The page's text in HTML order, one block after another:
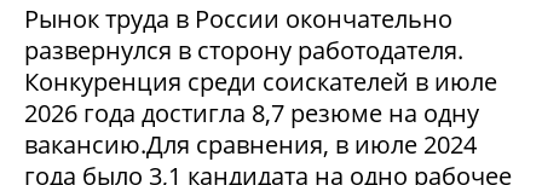
Рынок труда в России окончательно
развернулся в сторону работодателя.
Конкуренция среди соискателей в июле
2026 года достигла 8,7 резюме на одну
вакансию.Для сравнения, в июле 2024
года было 3,1 кандидата на одно рабочее